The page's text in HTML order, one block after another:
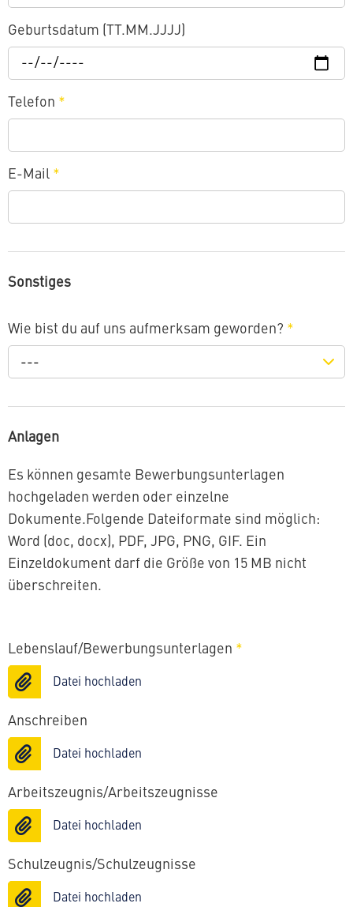
Geburtsdatum (TT.MM.JJJJ)
Telefon *
E-Mail *
Sonstiges
Wie bist du auf uns aufmerksam geworden? *
---
Anlagen
Es können gesamte Bewerbungsunterlagen
hochgeladen werden oder einzelne
Dokumente.Folgende Dateiformate sind möglich:
Word (doc, docx), PDF, JPG, PNG, GIF. Ein
Einzeldokument darf die Größe von 15 MB nicht
überschreiten.
Lebenslauf/Bewerbungsunterlagen *
Datei hochladen
Anschreiben
Datei hochladen
Arbeitszeugnis/Arbeitszeugnisse
Datei hochladen
Schulzeugnis/Schulzeugnisse
Datei hochladen